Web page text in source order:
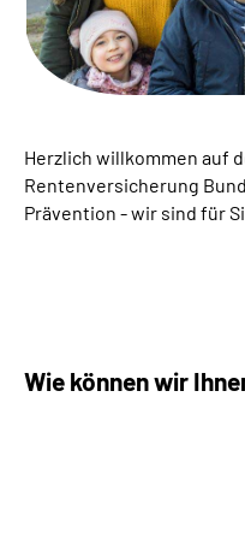
Inhalte in
Leichte Sprache
Suche
Herzlich willkommen auf
Rentenversicherung
Prävention - wir sind für
Wie können wir